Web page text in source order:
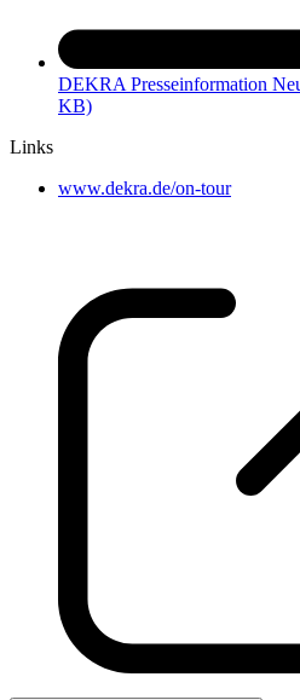
DEKRA Presseinformation
KB)
Links
www.dekra.de/on-tour